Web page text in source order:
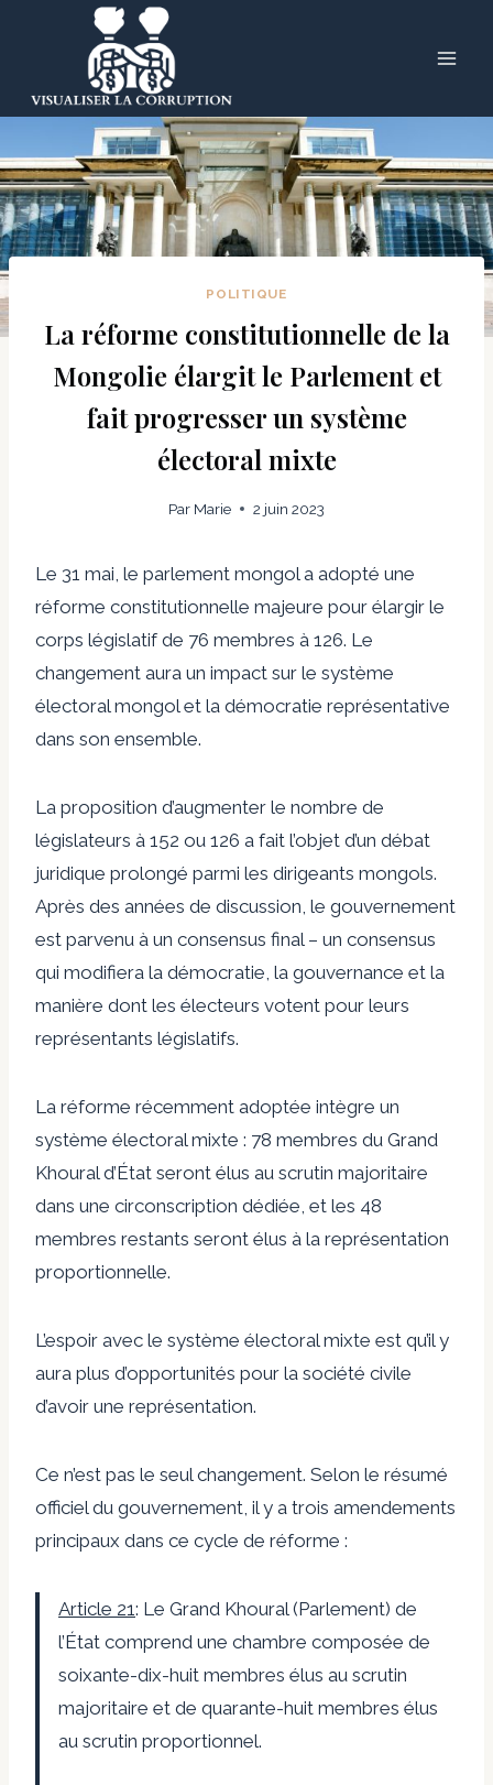
POLITIQUE
La réforme constitutionnelle de la
Mongolie élargit le Parlement et
fait progresser un système
électoral mixte
Par Marie 2 juin 2023
Le 31 mai, le parlement mongol a adopté une
réforme constitutionnelle majeure pour élargir le
corps législatif de 76 membres à 126. Le
changement aura un impact sur le système
électoral mongol et la démocratie représentative
dans son ensemble.
La proposition d’augmenter le nombre de
législateurs à 152 ou 126 a fait l’objet d’un débat
juridique prolongé parmi les dirigeants mongols.
Après des années de discussion, le gouvernement
est parvenu à un consensus final – un consensus
qui modifiera la démocratie, la gouvernance et la
manière dont les électeurs votent pour leurs
représentants législatifs.
La réforme récemment adoptée intègre un
système électoral mixte : 78 membres du Grand
Khoural d’État seront élus au scrutin majoritaire
dans une circonscription dédiée, et les 48
membres restants seront élus à la représentation
proportionnelle.
L’espoir avec le système électoral mixte est qu’il y
aura plus d’opportunités pour la société civile
d’avoir une représentation.
Ce n’est pas le seul changement. Selon le résumé
officiel du gouvernement, il y a trois amendements
principaux dans ce cycle de réforme :
Article 21: Le Grand Khoural (Parlement) de
l’État comprend une chambre composée de
soixante-dix-huit membres élus au scrutin
majoritaire et de quarante-huit membres élus
au scrutin proportionnel.